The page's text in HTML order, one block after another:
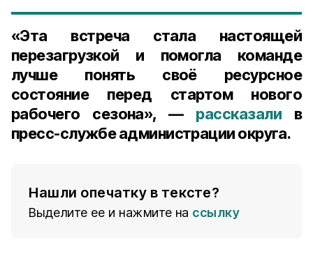
«Эта встреча стала настоящей
перезагрузкой и помогла команде
лучше понять своё ресурсное
состояние перед стартом нового
рабочего сезона», — рассказалив
пресс-службе администрации округа.
Нашли опечатку в тексте?
Выделите ее и нажмите на ссылку